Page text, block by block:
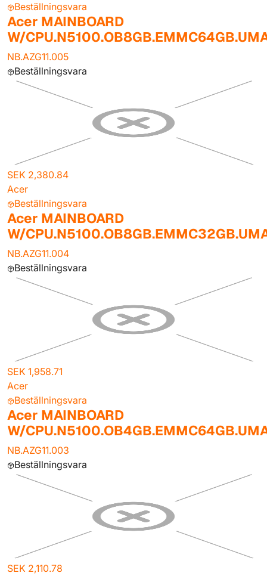
Beställningsvara
Acer MAINBOARD
W/
NB.AZG11.005
Beställningsvara
SEK 2,380.84
Acer
Beställningsvara
Acer MAINBOARD
W/
NB.AZG11.004
Beställningsvara
SEK 1,958.71
Acer
Beställningsvara
Acer MAINBOARD
W/
NB.AZG11.003
Beställningsvara
SEK 2,110.78